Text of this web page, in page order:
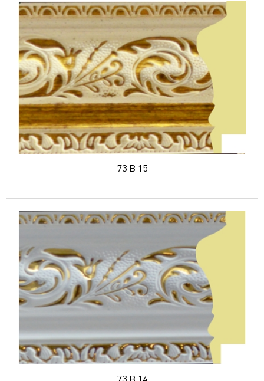
73 B 15
73 B 14